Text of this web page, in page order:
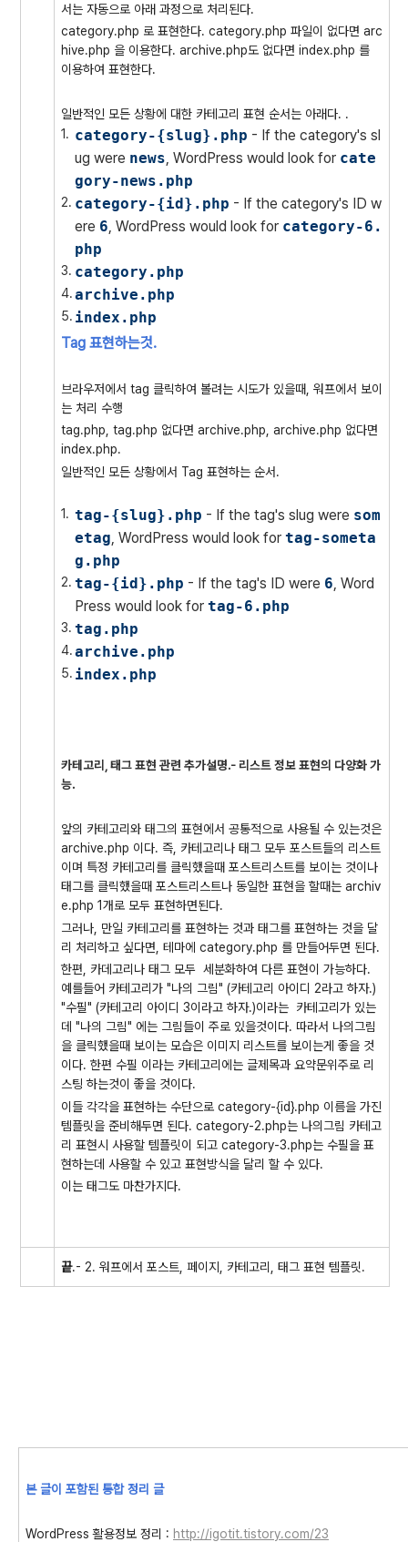
서는 자동으로 아래 과정으로 처리된다.
category.php 로 표현한다. category.php 파일이 없다면 arc
hive.php 을 이용한다. archive.php도 없다면 index.php 를
이용하여 표현한다.
일반적인 모든 상황에 대한 카테고리 표현 순서는 아래다. .
category-{slug}.php - If the category's sl
ug were news, WordPress would look for cate
gory-news.php
category-{id}.php - If the category's ID w
ere 6, WordPress would look for category-6.
php
category.php
archive.php
index.php
Tag 표현하는것.
브라우저에서 tag 클릭하여 볼려는 시도가 있을때, 워프에서 보이
는 처리 수행
tag.php, tag.php 없다면 archive.php, archive.php 없다면
index.php.
일반적인 모든 상황에서 Tag 표현하는 순서.
tag-{slug}.php - If the tag's slug were som
etag, WordPress would look for tag-someta
g.php
tag-{id}.php - If the tag's ID were 6, Word
Press would look for tag-6.php
tag.php
archive.php
index.php
카테고리, 태그 표현 관련 추가설명.- 리스트 정보 표현의 다양화 가
능.
앞의 카테고리와 태그의 표현에서 공통적으로 사용될 수 있는것은
archive.php 이다. 즉, 카테고리나 태그 모두 포스트들의 리스트
이며 특정 카테고리를 클릭했을때 포스트리스트를 보이는 것이나
태그를 클릭했을때 포스트리스트나 동일한 표현을 할때는 archiv
e.php 1개로 모두 표현하면된다.
그러나, 만일 카테고리를 표현하는 것과 태그를 표현하는 것을 달
리 처리하고 싶다면, 테마에 category.php 를 만들어두면 된다.
한편, 카데고리나 태그 모두 세분화하여 다른 표현이 가능하다.
예를들어 카테고리가 "나의 그림" (카테고리 아이디 2라고 하자.)
"수필" (카테고리 아이디 3이라고 하자.)이라는 카테고리가 있는
데 "나의 그림" 에는 그림들이 주로 있을것이다. 따라서 나의그림
을 클릭했을때 보이는 모습은 이미지 리스트를 보이는게 좋을 것
이다. 한편 수필 이라는 카테고리에는 글제목과 요약문위주로 리
스팅 하는것이 좋을 것이다.
이들 각각을 표현하는 수단으로 category-{id}.php 이름을 가진
템플릿을 준비해두면 된다. category-2.php는 나의그림 카테고
리 표현시 사용할 템플릿이 되고 category-3.php는 수필을 표
현하는데 사용할 수 있고 표현방식을 달리 할 수 있다.
이는 태그도 마찬가지다.
끝.- 2. 워프에서 포스트, 페이지, 카테고리, 태그 표현 템플릿.
본 글이 포함된 통합 정리 글
WordPress 활용정보 정리 : http://igotit.tistory.com/23